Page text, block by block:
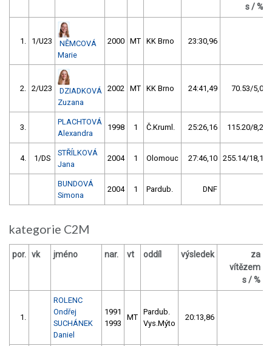
s / %
1. 1/U23
NĚMCOVÁ
Marie
2000 MT KK Brno 23:30,96
2. 2/U23
DZIADKOVÁ
Zuzana
2002 MT KK Brno 24:41,49 70.53/5,0
3.
PLACHTOVÁ
Alexandra
1998 1 Č.Kruml. 25:26,16 115.20/8,2
4. 1/DS
STŘÍLKOVÁ
Jana
2004 1 Olomouc 27:46,10 255.14/18,1
BUNDOVÁ
Simona
2004 1 Pardub. DNF
kategorie C2M
por. vk jméno nar. vt oddíl výsledek
za
vítězem
s / %
1.
ROLENC
Ondřej
SUCHÁNEK
Daniel
1991
1993
MT
Pardub.
Vys.Mýto
20:13,86